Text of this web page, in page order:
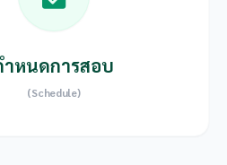
ำหนดการสอบ
(Schedule)